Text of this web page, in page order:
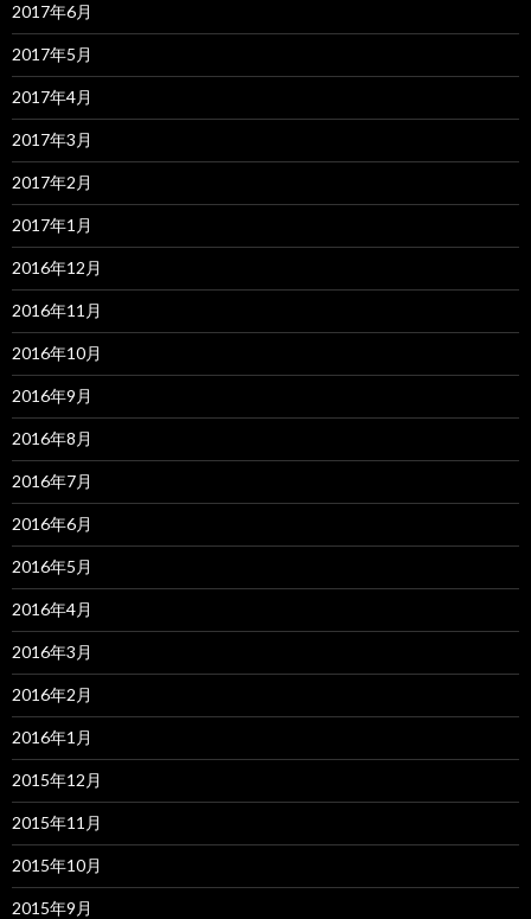
2017年6月
2017年5月
2017年4月
2017年3月
2017年2月
2017年1月
2016年12月
2016年11月
2016年10月
2016年9月
2016年8月
2016年7月
2016年6月
2016年5月
2016年4月
2016年3月
2016年2月
2016年1月
2015年12月
2015年11月
2015年10月
2015年9月